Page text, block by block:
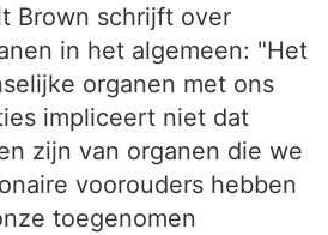
Brown schrijft over
in het algemeen: "Het
organen met ons
impliceert niet dat
zijn van organen die we
voorouders hebben
toegenomen